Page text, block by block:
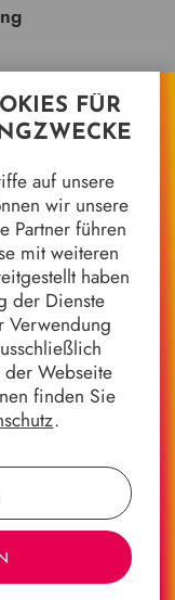
FÜR
auf unsere
wir unsere
Partner führen
mit weiteren
haben
der Dienste
Verwendung
Webseite
finden Sie
.
Marburg